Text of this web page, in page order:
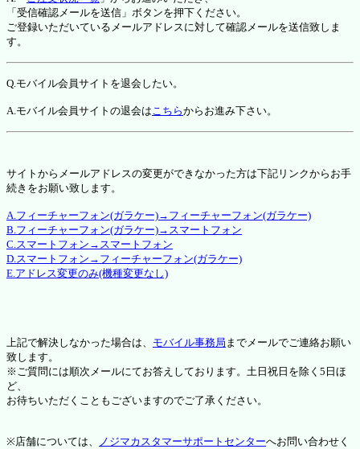
「受信確認メールを送信」ボタンを押下ください。
ご登録いただいているメールアドレスに対して確認メールを送信致しま
す。
Q.モバイル会員サイトを退会したい。
A.モバイル会員サイトの退会はこちらからお進み下さい。
サイトからメールアドレスの変更ができなかった方は下記リンクからお手
続きをお願い致します。
A.フィーチャーフォン(ガラケー)→フィーチャーフォン(ガラケー)
B.フィーチャーフォン(ガラケー)→スマートフォン
C.スマートフォン→スマートフォン
D.スマートフォン→フィーチャーフォン(ガラケー)
E.アドレス変更のみ(機種変更なし)
上記で解決しなかった場合は、 モバイル事務局 までメールでご連絡お願い
致します。
※ご質問には順次メールにてお答えしております。土日祝日を除く5日ほ
ど、
お待ちいただくこともございますのでご了承ください。
※店舗については、 ノジマカスタマーサポートセンターへお問い合わせく